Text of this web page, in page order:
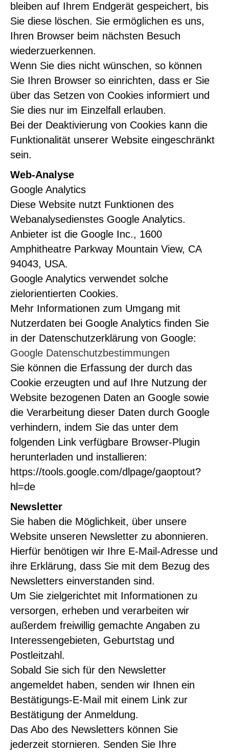
bleiben auf Ihrem Endgerät gespeichert, bis
Sie diese löschen. Sie ermöglichen es uns,
Ihren Browser beim nächsten Besuch
wiederzuerkennen.
Wenn Sie dies nicht wünschen, so können
Sie Ihren Browser so einrichten, dass er Sie
über das Setzen von Cookies informiert und
Sie dies nur im Einzelfall erlauben.
Bei der Deaktivierung von Cookies kann die
Funktionalität unserer Website eingeschränkt
sein.
Web-Analyse
Google Analytics
Diese Website nutzt Funktionen des
Webanalysedienstes Google Analytics.
Anbieter ist die Google Inc., 1600
Amphitheatre Parkway Mountain View, CA
94043, USA.
Google Analytics verwendet solche
zielorientierten Cookies.
Mehr Informationen zum Umgang mit
Nutzerdaten bei Google Analytics finden Sie
in der Datenschutzerklärung von Google:
Google Datenschutzbestimmungen
Sie können die Erfassung der durch das
Cookie erzeugten und auf Ihre Nutzung der
Website bezogenen Daten an Google sowie
die Verarbeitung dieser Daten durch Google
verhindern, indem Sie das unter dem
folgenden Link verfügbare Browser-Plugin
herunterladen und installieren:
https://tools.google.com/dlpage/gaoptout?
hl=de
Newsletter
Sie haben die Möglichkeit, über unsere
Website unseren Newsletter zu abonnieren.
Hierfür benötigen wir Ihre E-Mail-Adresse und
ihre Erklärung, dass Sie mit dem Bezug des
Newsletters einverstanden sind.
Um Sie zielgerichtet mit Informationen zu
versorgen, erheben und verarbeiten wir
außerdem freiwillig gemachte Angaben zu
Interessengebieten, Geburtstag und
Postleitzahl.
Sobald Sie sich für den Newsletter
angemeldet haben, senden wir Ihnen ein
Bestätigungs-E-Mail mit einem Link zur
Bestätigung der Anmeldung.
Das Abo des Newsletters können Sie
jederzeit stornieren. Senden Sie Ihre